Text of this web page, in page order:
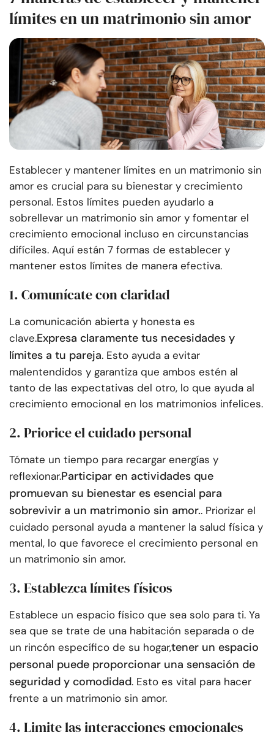
límites en un matrimonio sin amor
Establecer y mantener límites en un matrimonio sin
amor es crucial para su bienestar y crecimiento
personal. Estos límites pueden ayudarlo a
sobrellevar un matrimonio sin amor y fomentar el
crecimiento emocional incluso en circunstancias
difíciles. Aquí están 7 formas de establecer y
mantener estos límites de manera efectiva.
1. Comunícate con claridad
La comunicación abierta y honesta es
clave.Expresa claramente tus necesidades y
límites a tu pareja. Esto ayuda a evitar
malentendidos y garantiza que ambos estén al
tanto de las expectativas del otro, lo que ayuda al
crecimiento emocional en los matrimonios infelices.
2. Priorice el cuidado personal
Tómate un tiempo para recargar energías y
reflexionar.Participar en actividades que
promuevan su bienestar es esencial para
sobrevivir a un matrimonio sin amor.. Priorizar el
cuidado personal ayuda a mantener la salud física y
mental, lo que favorece el crecimiento personal en
un matrimonio sin amor.
3. Establezca límites físicos
Establece un espacio físico que sea solo para ti. Ya
sea que se trate de una habitación separada o de
un rincón específico de su hogar,tener un espacio
personal puede proporcionar una sensación de
seguridad y comodidad. Esto es vital para hacer
frente a un matrimonio sin amor.
4. Limite las interacciones emocionales